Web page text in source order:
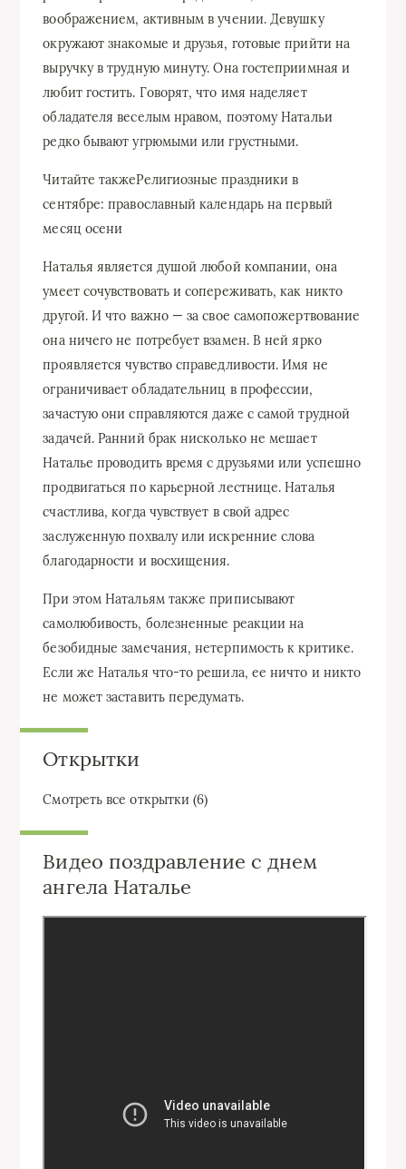
воображением, активным в учении. Девушку
окружают знакомые и друзья, готовые прийти на
выручку в трудную минуту. Она гостеприимная и
любит гостить. Говорят, что имя наделяет
обладателя веселым нравом, поэтому Натальи
редко бывают угрюмыми или грустными.
Читайте такжеРелигиозные праздники в
сентябре: православный календарь на первый
месяц осени
Наталья является душой любой компании, она
умеет сочувствовать и сопереживать, как никто
другой. И что важно — за свое самопожертвование
она ничего не потребует взамен. В ней ярко
проявляется чувство справедливости. Имя не
ограничивает обладательниц в профессии,
зачастую они справляются даже с самой трудной
задачей. Ранний брак нисколько не мешает
Наталье проводить время с друзьями или успешно
продвигаться по карьерной лестнице. Наталья
счастлива, когда чувствует в свой адрес
заслуженную похвалу или искренние слова
благодарности и восхищения.
При этом Натальям также приписывают
самолюбивость, болезненные реакции на
безобидные замечания, нетерпимость к критике.
Если же Наталья что-то решила, ее ничто и никто
не может заставить передумать.
Открытки
Смотреть все открытки (6)
Видео поздравление с днем
ангела Наталье